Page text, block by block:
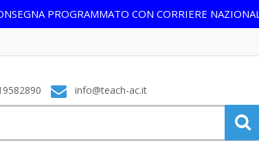
PROGRAMMATO CON CORRIERE
info@teach-ac.it